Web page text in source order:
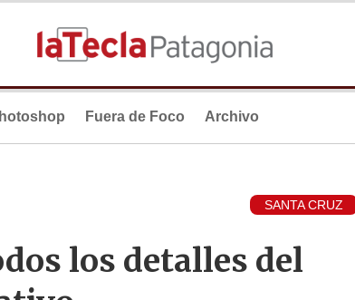
Fuera de Foco Archivo
SANTA CRUZ
los detalles del